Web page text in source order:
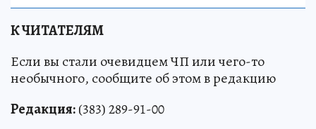
К ЧИТАТЕЛЯМ
Если вы стали очевидцем ЧП или чего-то
необычного, сообщите об этом в редакцию
Редакция:(383) 289-91-00